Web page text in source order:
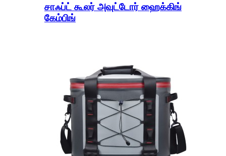
சாஃப்ட் கூலர் அவுட்டோர் ஹைக்கிங்
கேம்பிங்